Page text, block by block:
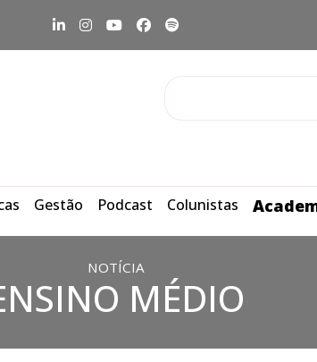
Gestão Podcast Colunistas
NOTÍCIA
MÉDIO